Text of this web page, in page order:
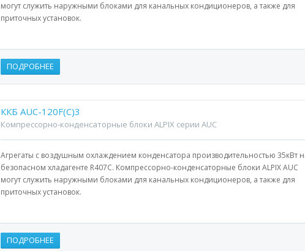
могут служить наружными блоками для канальных кондиционеров, а также для
приточных установок.
ПОДРОБНЕЕ
ККБ AUC-120F(С)3
Компрессорно-конденсаторные блоки ALPIX серии AUC
Агрегаты с воздушным охлаждением конденсатора производительностью 35кВт
безопасном хладагенте R407С. Компрессорно-конденсаторные блоки ALPIX AUC
могут служить наружными блоками для канальных кондиционеров, а также для
приточных установок.
ПОДРОБНЕЕ